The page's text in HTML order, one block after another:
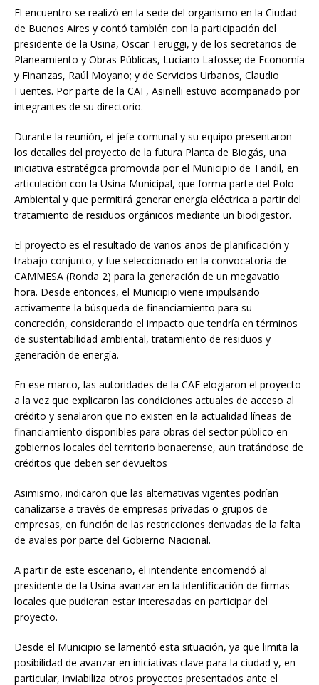
El encuentro se realizó en la sede del organismo en la Ciudad
de Buenos Aires y contó también con la participación del
presidente de la Usina, Oscar Teruggi, y de los secretarios de
Planeamiento y Obras Públicas, Luciano Lafosse; de Economía
y Finanzas, Raúl Moyano; y de Servicios Urbanos, Claudio
Fuentes. Por parte de la CAF, Asinelli estuvo acompañado por
integrantes de su directorio.
Durante la reunión, el jefe comunal y su equipo presentaron
los detalles del proyecto de la futura Planta de Biogás, una
iniciativa estratégica promovida por el Municipio de Tandil, en
articulación con la Usina Municipal, que forma parte del Polo
Ambiental y que permitirá generar energía eléctrica a partir del
tratamiento de residuos orgánicos mediante un biodigestor.
El proyecto es el resultado de varios años de planificación y
trabajo conjunto, y fue seleccionado en la convocatoria de
CAMMESA (Ronda 2) para la generación de un megavatio
hora. Desde entonces, el Municipio viene impulsando
activamente la búsqueda de financiamiento para su
concreción, considerando el impacto que tendría en términos
de sustentabilidad ambiental, tratamiento de residuos y
generación de energía.
En ese marco, las autoridades de la CAF elogiaron el proyecto
a la vez que explicaron las condiciones actuales de acceso al
crédito y señalaron que no existen en la actualidad líneas de
financiamiento disponibles para obras del sector público en
gobiernos locales del territorio bonaerense, aun tratándose de
créditos que deben ser devueltos
Asimismo, indicaron que las alternativas vigentes podrían
canalizarse a través de empresas privadas o grupos de
empresas, en función de las restricciones derivadas de la falta
de avales por parte del Gobierno Nacional.
A partir de este escenario, el intendente encomendó al
presidente de la Usina avanzar en la identificación de firmas
locales que pudieran estar interesadas en participar del
proyecto.
Desde el Municipio se lamentó esta situación, ya que limita la
posibilidad de avanzar en iniciativas clave para la ciudad y, en
particular, inviabiliza otros proyectos presentados ante el